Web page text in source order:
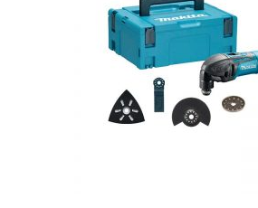
DODAJ U KOŠARICU